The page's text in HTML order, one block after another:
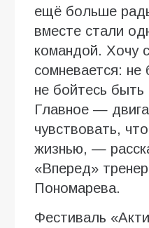
ещё больше
вместе стали
командой. Хочу
сомневается: не
не бойтесь
Главное —
чувствовать,
жизнью, —
«Вперед»
Пономарева.
Фестиваль